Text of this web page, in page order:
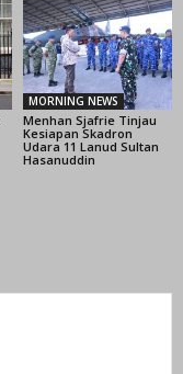
MORNING NEWS
Menhan Sjafrie Tinjau
Kesiapan Skadron
Udara 11 Lanud Sultan
Hasanuddin